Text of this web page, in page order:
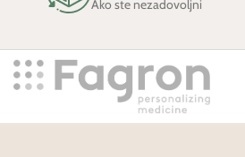
Ako ste nezadovoljni